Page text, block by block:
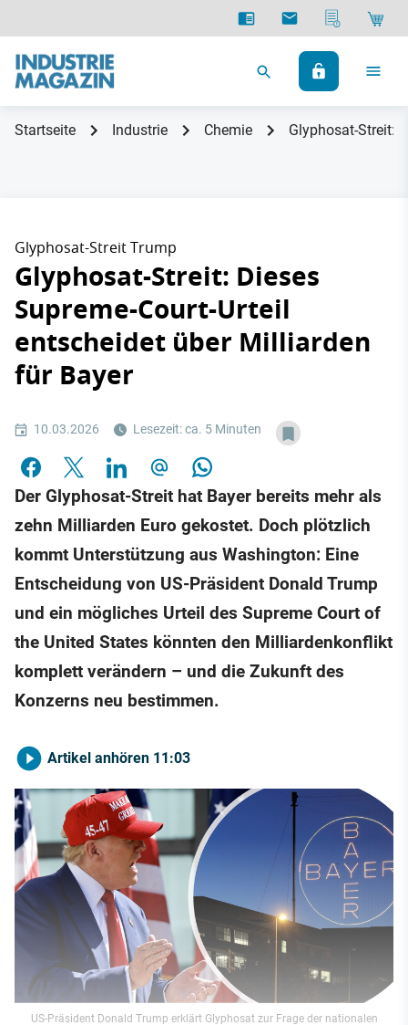
Startseite Industrie Chemie Glyphosat-Streit:
Glyphosat-Streit Trump
Glyphosat-Streit: Dieses
Supreme-Court-Urteil
entscheidet über Milliarden
für Bayer
10.03.2026 Lesezeit: ca. 5 Minuten
Der Glyphosat-Streit hat Bayer bereits mehr als
zehn Milliarden Euro gekostet. Doch plötzlich
kommt Unterstützung aus Washington: Eine
Entscheidung von US-Präsident Donald Trump
und ein mögliches Urteil des Supreme Court of
the United States könnten den Milliardenkonflikt
komplett verändern – und die Zukunft des
Konzerns neu bestimmen.
Artikel anhören 11:03
US-Präsident Donald Trump erklärt Glyphosat zur Frage der nationalen